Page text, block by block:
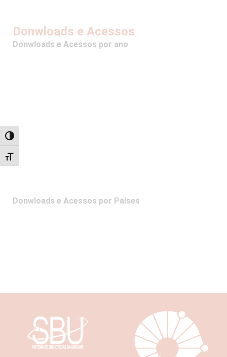
Alternar alto contraste
Alternar tamanho da fonte
Donwloads e Acessos
Donwloads e Acessos por ano
Donwloads e Acessos por Países